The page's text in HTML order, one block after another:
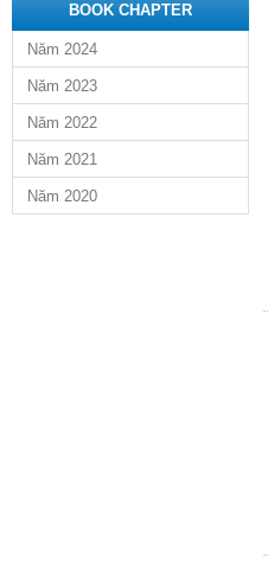
BOOK CHAPTER
Năm 2024
Năm 2023
Năm 2022
Năm 2021
Năm 2020